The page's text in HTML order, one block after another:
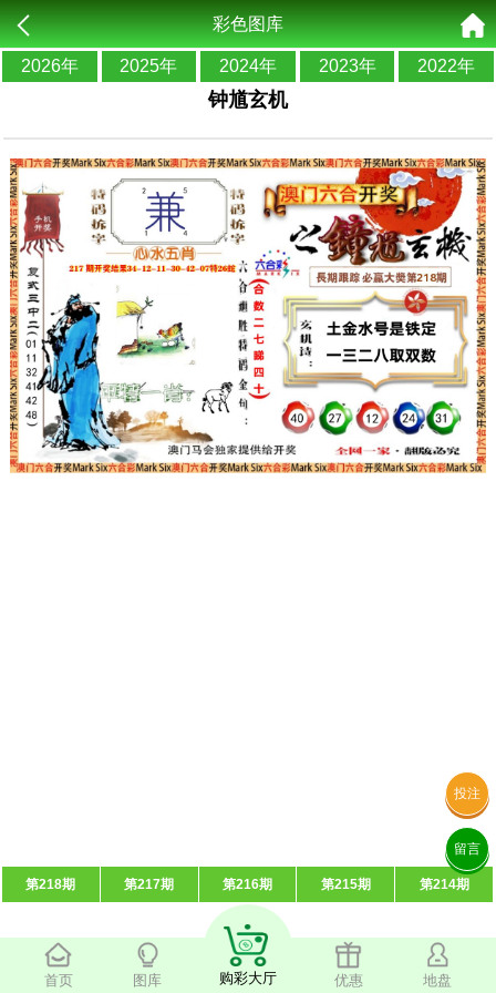
彩色图库
2026年 2025年 2024年 2023年 2022年
钟馗玄机
第218期 第217期 第216期 第215期 第214期
首页 图库 购彩大厅 优惠 地盘
投注
留言